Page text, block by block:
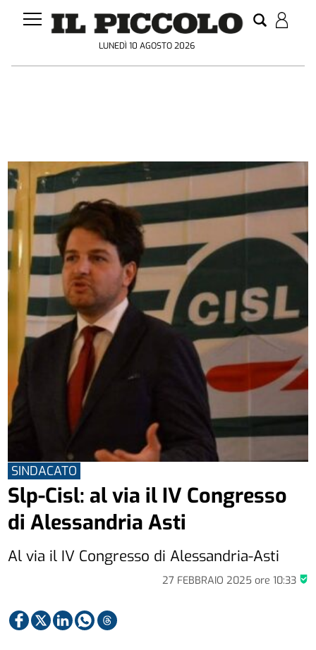
LUNEDÌ 10 AGOSTO 2026
27 FEBBRAIO 2025 ore 10:33
SINDACATO
Slp-Cisl: al via il IV Congresso
di Alessandria Asti
Al via il IV Congresso di Alessandria-Asti